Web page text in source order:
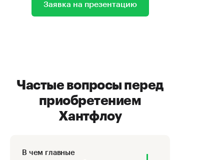
Заявка на презентацию
Частые вопросы перед
приобретением
Хантфлоу
В чем главные